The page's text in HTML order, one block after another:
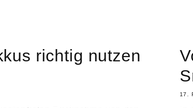
richtig nutzen
17.